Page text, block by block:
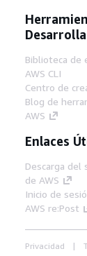
Biblioteca de
AWS CLI
Centro de
Blog de
AWS
Enlaces
Descarga del
de AWS
Inicio de
AWS re:Post
Privacidad